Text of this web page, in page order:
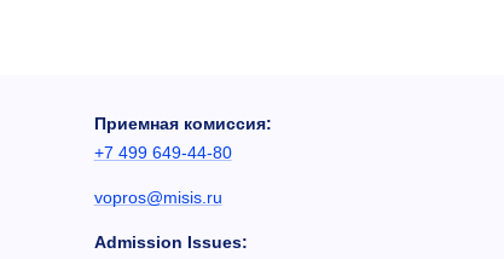
Приемная комиссия:
+7 499 649-44-80
vopros@misis.ru
Admission Issues: